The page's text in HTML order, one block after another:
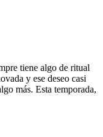
tiene algo de ritual
y ese deseo casi
más. Esta temporada,